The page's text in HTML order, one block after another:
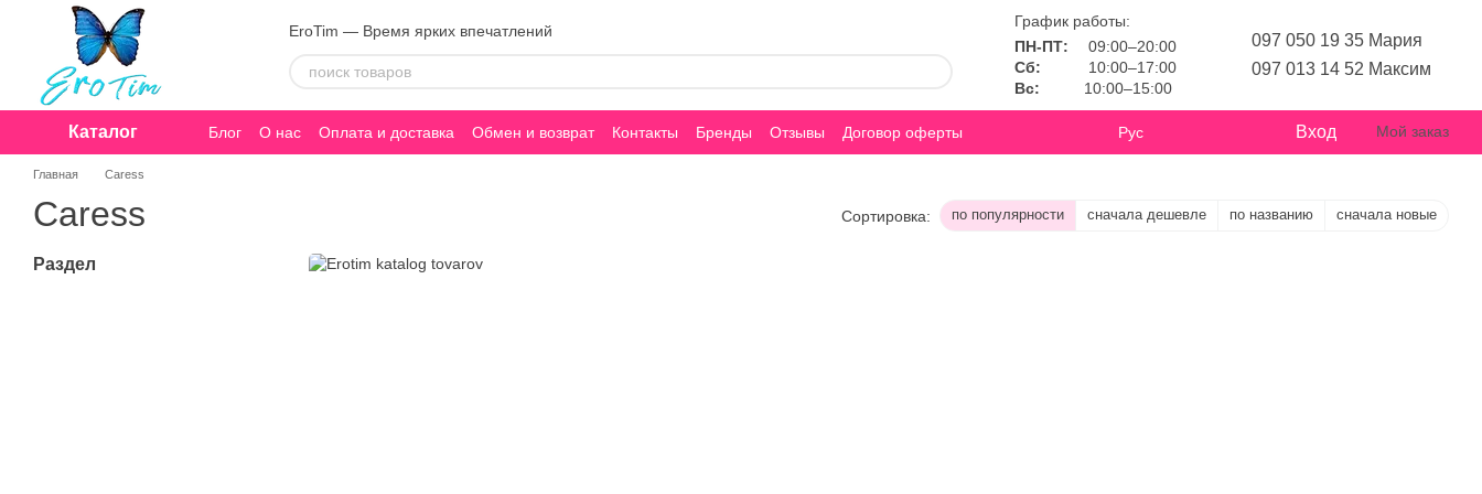
Перейти к основному контенту
EroTim — Время ярких впечатлений
График работы:
ПН-ПТ:
09:00–20:00
Сб:
10:00–17:00
Вс:
10:00–15:00
097 050 19 35 Мария
097 013 14 52 Максим
Каталог Блог О нас Оплата и доставка Обмен и возврат Контакты Бренды Отзывы
Договор оферты
Конфиденциальность
Рус Вход Мой заказ
Главная Caress
Caress Сортировка: по популярности сначала дешевле по названию сначала новые
Раздел